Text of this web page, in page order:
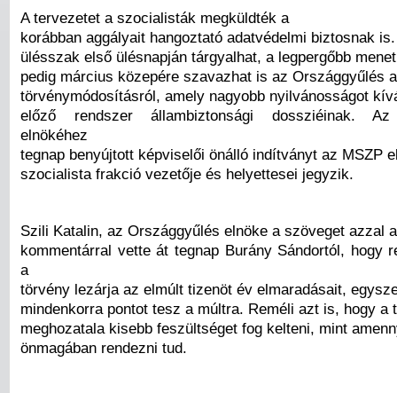
A tervezetet a szocialisták megküldték a
korábban aggályait hangoztató adatvédelmi biztosnak
ülésszak első ülésnapján tárgyalhat, a legpergőbb
pedig március közepére szavazhat is az Országgyűlés
törvénymódosításról, amely nagyobb nyilvánosságot
előző rendszer állambiztonsági dossziéinak. Az
elnökéhez
tegnap benyújtott képviselői önálló indítványt az MSZP
szocialista frakció vezetője és helyettesei jegyzik.
Szili Katalin, az Országgyűlés elnöke a szöveget azzal a
kommentárral vette át tegnap Burány Sándortól, hogy
a
törvény lezárja az elmúlt tizenöt év elmaradásait,
mindenkorra pontot tesz a múltra. Reméli azt is, hogy a
meghozatala kisebb feszültséget fog kelteni, mint
önmagában rendezni tud.